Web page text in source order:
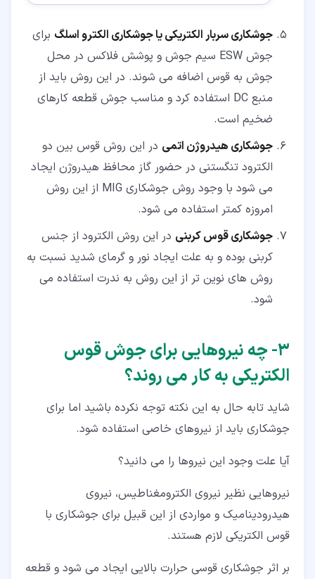
جوشکاری سربار الکتریکی یا جوشکاری الکترو اسلگ برای
جوش ESW سیم جوش و پوشش فلاکس در محل
جوش به قوس اضافه می شوند. در این روش باید از
منبع DC استفاده کرد و مناسب جوش قطعه کارهای
ضخیم است.
جوشکاری هیدروژن اتمی در این روش قوس بین دو
الکترود تنگستنی در حضور گاز محافظ هیدروژن ایجاد
می شود با وجود روش جوشکاری MIG از این روش
امروزه کمتر استفاده می شود.
جوشکاری قوس کربنی در این روش الکترود از جنس
کربنی بوده و به علت ایجاد نور و گرمای شدید نسبت به
روش های نوین تر از این روش به ندرت استفاده می
شود.
۳‏- چه نیروهایی برای جوش قوس
الکتریکی به کار می روند؟
شاید تابه حال به این نکته توجه نکرده باشید اما برای
جوشکاری باید از نیروهای خاصی استفاده شود.
آیا علت وجود این نیروها را می دانید؟
نیروهایی نظیر نیروی الکترومغناطیس، نیروی
هیدرودینامیک و مواردی از این قبیل برای جوشکاری با
قوس الکتریکی لازم هستند.
بر اثر جوشکاری قوسی حرارت بالایی ایجاد می شود و قطعه